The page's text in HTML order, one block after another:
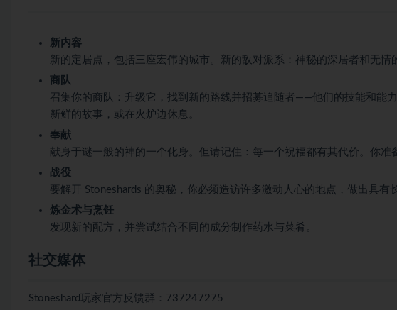
新内容
新的定居点，包括三座宏伟的城市。新的敌对派系：神秘的深居者和无情
商队
召集你的商队：升级它，找到新的路线并招募追随者——他们的技能和能
新鲜的故事，或在火炉边休息。
奉献
献身于谜一般的神的一个化身。但请记住：每一个祝福都有其代价。你准
战役
要解开 Stoneshards 的奥秘，你必须造访许多激动人心的地点，做出具有
炼金术与烹饪
发现新的配方，并尝试结合不同的成分制作药水与菜肴。
社交媒体
Stoneshard玩家官方反馈群：737247275